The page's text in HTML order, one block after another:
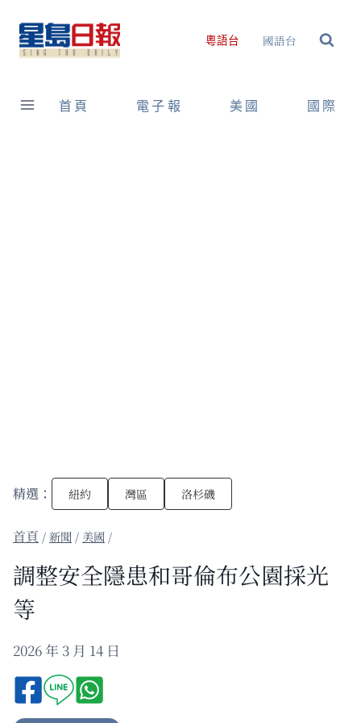
content
粵語台 國語台
首頁 電子報 美國 國際
精選： 紐約 灣區 洛杉磯
/新聞 / 美國 /
調整安全隱患和哥倫布公園採光
等
2026 年 3 月 14 日